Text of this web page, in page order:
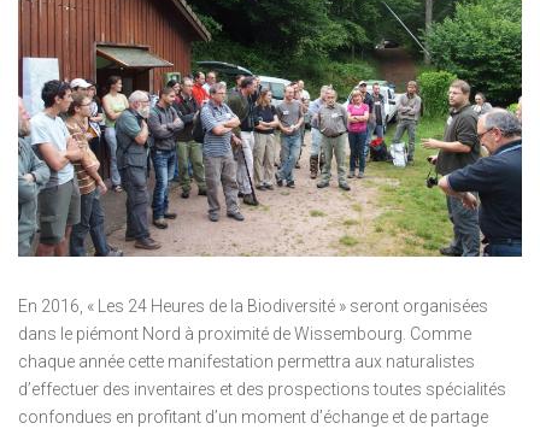
En 2016, « Les 24 Heures de la Biodiversité » seront organisées
dans le piémont Nord à proximité de Wissembourg. Comme
chaque année cette manifestation permettra aux naturalistes
d’effectuer des inventaires et des prospections toutes spécialités
confondues en profitant d’un moment d’échange et de partage